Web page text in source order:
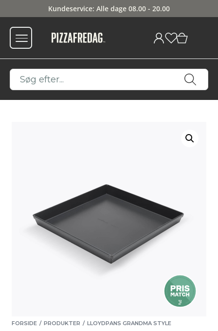
Kundeservice: Alle dage 08.00 - 20.00
FORSIDE / PRODUKTER / LLOYDPANS GRANDMA STYLE